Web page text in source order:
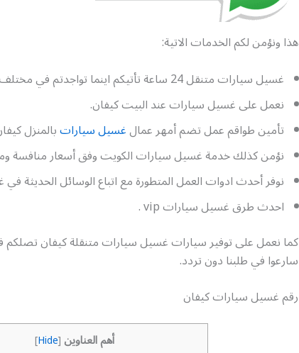
هذا ونؤمن لكم الخدمات الاتية:
غسيل سيارات متنقل 24 ساعة تأتيكم اينما تواجدتم في مختلف مناطق الكويت أو كيفان.
نعمل على غسيل سيارات عند البيت كيفان.
تأمين طواقم عمل تضم أمهر عمالغسيل سياراتبالمنزل
نؤمن كذلك خدمة غسيل سيارات الكويت وفق أسعار منافسة
نوفر أحدث ادوات العمل المتطورة مع اتباع الوسائل الحديثة
احدث طرق غسيل سيارات vip .
كما نعمل على توفير سيارات غسيل سيارات متنقلة كيفان
سارعوا في طلبنا دون تردد.
رقم غسيل سيارات كيفان
أهم العناوين [
Hide
]